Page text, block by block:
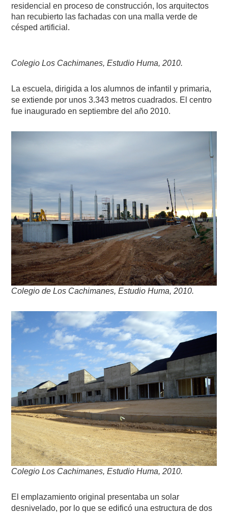
residencial en proceso de construcción, los arquitectos
han recubierto las fachadas con una malla verde de
césped artificial.
Colegio Los Cachimanes, Estudio Huma, 2010.
La escuela, dirigida a los alumnos de infantil y primaria,
se extiende por unos 3.343 metros cuadrados. El centro
fue inaugurado en septiembre del año 2010.
Colegio de Los Cachimanes, Estudio Huma, 2010.
Colegio Los Cachimanes, Estudio Huma, 2010.
El emplazamiento original presentaba un solar
desnivelado, por lo que se edificó una estructura de dos